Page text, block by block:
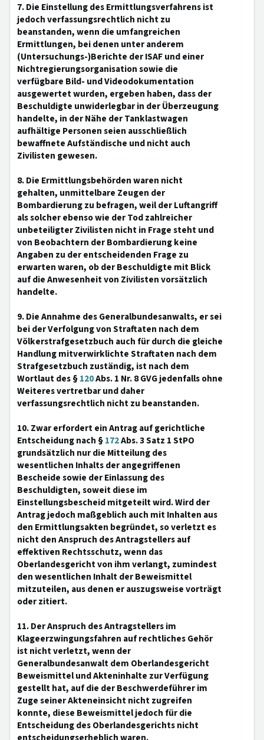
7. Die Einstellung des Ermittlungsverfahrens ist
jedoch verfassungsrechtlich nicht zu
beanstanden, wenn die umfangreichen
Ermittlungen, bei denen unter anderem
(Untersuchungs-)Berichte der ISAF und einer
Nichtregierungsorganisation sowie die
verfügbare Bild- und Videodokumentation
ausgewertet wurden, ergeben haben, dass der
Beschuldigte unwiderlegbar in der Überzeugung
handelte, in der Nähe der Tanklastwagen
aufhältige Personen seien ausschließlich
bewaffnete Aufständische und nicht auch
Zivilisten gewesen.
8. Die Ermittlungsbehörden waren nicht
gehalten, unmittelbare Zeugen der
Bombardierung zu befragen, weil der Luftangriff
als solcher ebenso wie der Tod zahlreicher
unbeteiligter Zivilisten nicht in Frage steht und
von Beobachtern der Bombardierung keine
Angaben zu der entscheidenden Frage zu
erwarten waren, ob der Beschuldigte mit Blick
auf die Anwesenheit von Zivilisten vorsätzlich
handelte.
9. Die Annahme des Generalbundesanwalts, er sei
bei der Verfolgung von Straftaten nach dem
Völkerstrafgesetzbuch auch für durch die gleiche
Handlung mitverwirklichte Straftaten nach dem
Strafgesetzbuch zuständig, ist nach dem
Wortlaut des §120Abs. 1 Nr. 8 GVG jedenfalls ohne
Weiteres vertretbar und daher
verfassungsrechtlich nicht zu beanstanden.
10. Zwar erfordert ein Antrag auf gerichtliche
Entscheidung nach §172Abs. 3 Satz 1 StPO
grundsätzlich nur die Mitteilung des
wesentlichen Inhalts der angegriffenen
Bescheide sowie der Einlassung des
Beschuldigten, soweit diese im
Einstellungsbescheid mitgeteilt wird. Wird der
Antrag jedoch maßgeblich auch mit Inhalten aus
den Ermittlungsakten begründet, so verletzt es
nicht den Anspruch des Antragstellers auf
effektiven Rechtsschutz, wenn das
Oberlandesgericht von ihm verlangt, zumindest
den wesentlichen Inhalt der Beweismittel
mitzuteilen, aus denen er auszugsweise vorträgt
oder zitiert.
11. Der Anspruch des Antragstellers im
Klageerzwingungsfahren auf rechtliches Gehör
ist nicht verletzt, wenn der
Generalbundesanwalt dem Oberlandesgericht
Beweismittel und Akteninhalte zur Verfügung
gestellt hat, auf die der Beschwerdeführer im
Zuge seiner Akteneinsicht nicht zugreifen
konnte, diese Beweismittel jedoch für die
Entscheidung des Oberlandesgerichts nicht